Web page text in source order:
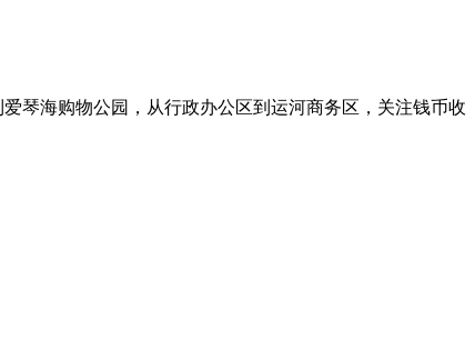
琴海购物公园，从行政办公区到运河商务区，关注钱币收